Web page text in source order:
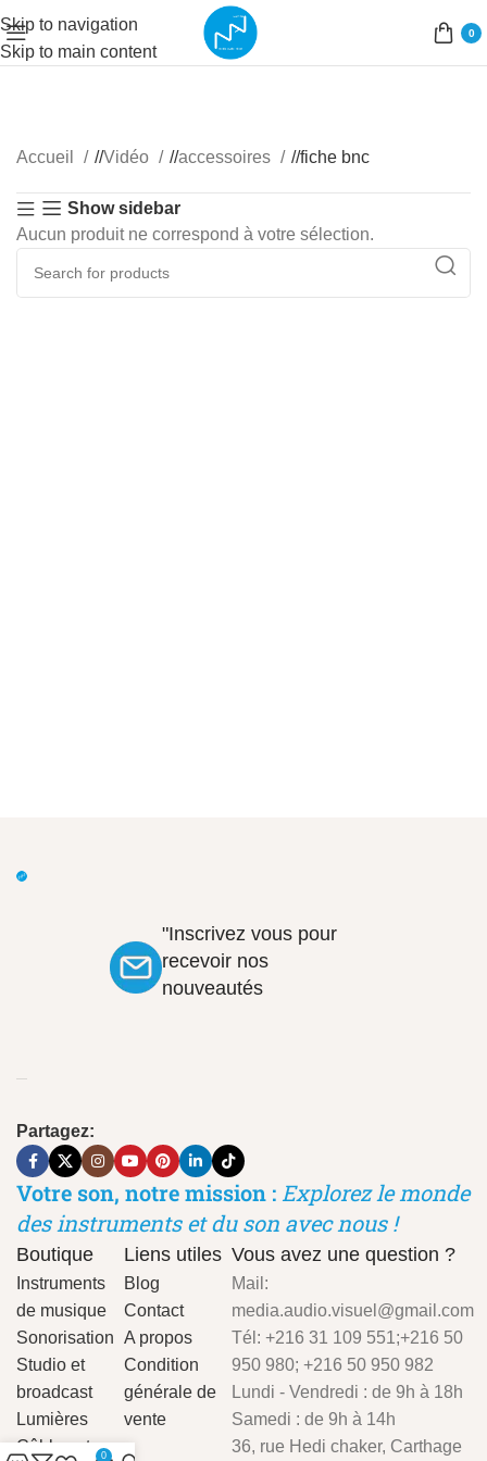
Skip to navigation
Skip to main content
0
Accueil / Vidéo / accessoires / fiche bnc
Show sidebar
Aucun produit ne correspond à votre sélection.
"Inscrivez vous pour
recevoir nos
nouveautés
Partagez:
Votre son, notre mission : Explorez le monde
des instruments et du son avec nous !
Boutique
Instruments
de musique
Sonorisation
Studio et
broadcast
Lumières
Câbles et
Liens utiles
Blog
Contact
A propos
Condition
générale de
vente
Vous avez une question ?
Mail:
media.audio.visuel@gmail.com
Tél: +216 31 109 551;+216 50
950 980; +216 50 950 982
Lundi - Vendredi : de 9h à 18h
Samedi : de 9h à 14h
36, rue Hedi chaker, Carthage
0